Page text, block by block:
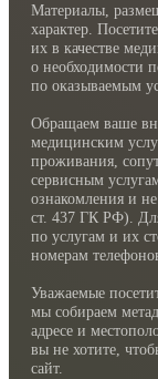
Материалы,
характер.
их в качестве
о необходимости
по оказываемым
Обращаем ваше
медицинским
проживания,
сервисным
ознакомления и
cт. 437 ГК РФ).
по услугам и их
номерам
Уважаемые
мы собираем
адресе и
вы не хотите,
сайт.